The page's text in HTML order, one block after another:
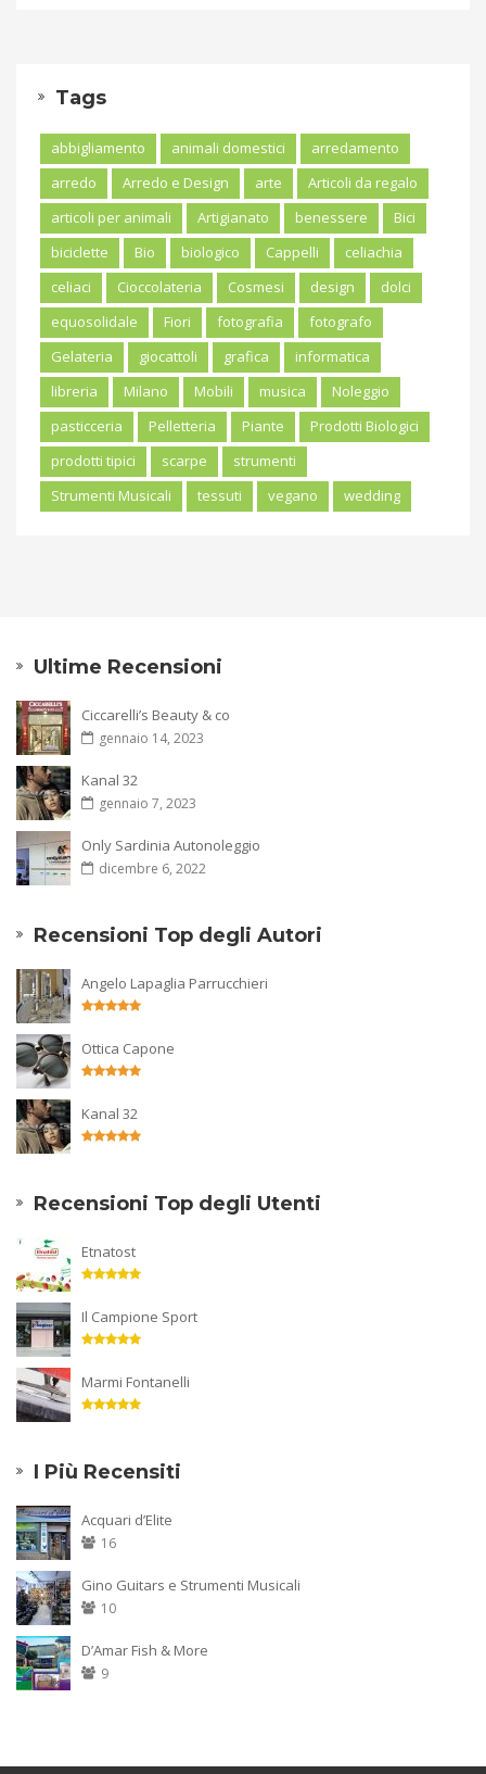
Tags
abbigliamento animali domestici
arredamento
arredo
Arredo e Design arte
Articoli da regalo
articoli per animali
Artigianato benessere
Bici
biciclette
Bio biologico Cappelli
celiachia
celiaci
Cioccolateria Cosmesi design
dolci
equosolidale
Fiori fotografia
fotografo
Gelateria
giocattoli grafica
informatica
libreria
Milano Mobili musica
Noleggio
pasticceria
Pelletteria Piante
Prodotti Biologici
prodotti tipici
scarpe
strumenti
Strumenti Musicali
tessuti vegano wedding
Ultime Recensioni
Ciccarelli’s Beauty & co
gennaio 14, 2023
Kanal 32
gennaio 7, 2023
Only Sardinia Autonoleggio
dicembre 6, 2022
Recensioni Top degli Autori
Angelo Lapaglia Parrucchieri
Ottica Capone
Kanal 32
Recensioni Top degli Utenti
Etnatost
Il Campione Sport
Marmi Fontanelli
I Più Recensiti
Acquari d’Elite
16
Gino Guitars e Strumenti Musicali
10
D’Amar Fish & More
9